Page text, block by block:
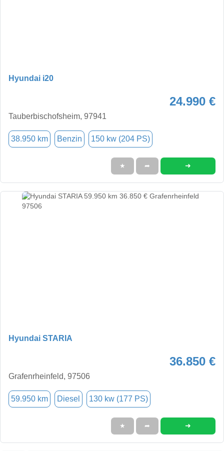
Hyundai i20
24.990 €
Tauberbischofsheim, 97941
38.950 km Benzin 150 kw (204 PS)
★ ➦ ➜
Hyundai STARIA
36.850 €
Grafenrheinfeld, 97506
59.950 km Diesel 130 kw (177 PS)
★ ➦ ➜